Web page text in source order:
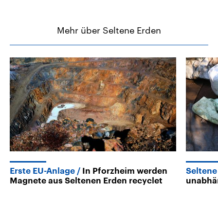
Mehr über Seltene Erden
Erste EU-Anlage
In Pforzheim werden
Magnete aus Seltenen Erden recyclet